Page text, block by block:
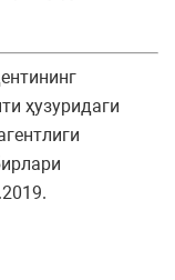
ҳузуридаги